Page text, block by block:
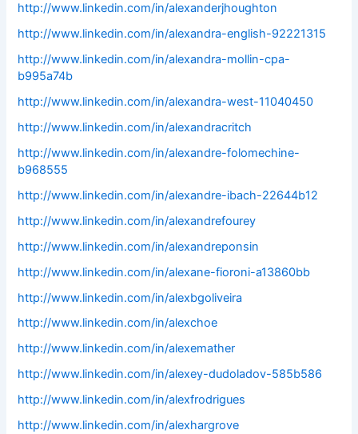
http://www.linkedin.com/in/alexanderjhoughton
http://www.linkedin.com/in/alexandra-english-92221315
http://www.linkedin.com/in/alexandra-mollin-cpa-
b995a74b
http://www.linkedin.com/in/alexandra-west-11040450
http://www.linkedin.com/in/alexandracritch
http://www.linkedin.com/in/alexandre-folomechine-
b968555
http://www.linkedin.com/in/alexandre-ibach-22644b12
http://www.linkedin.com/in/alexandrefourey
http://www.linkedin.com/in/alexandreponsin
http://www.linkedin.com/in/alexane-fioroni-a13860bb
http://www.linkedin.com/in/alexbgoliveira
http://www.linkedin.com/in/alexchoe
http://www.linkedin.com/in/alexemather
http://www.linkedin.com/in/alexey-dudoladov-585b586
http://www.linkedin.com/in/alexfrodrigues
http://www.linkedin.com/in/alexhargrove